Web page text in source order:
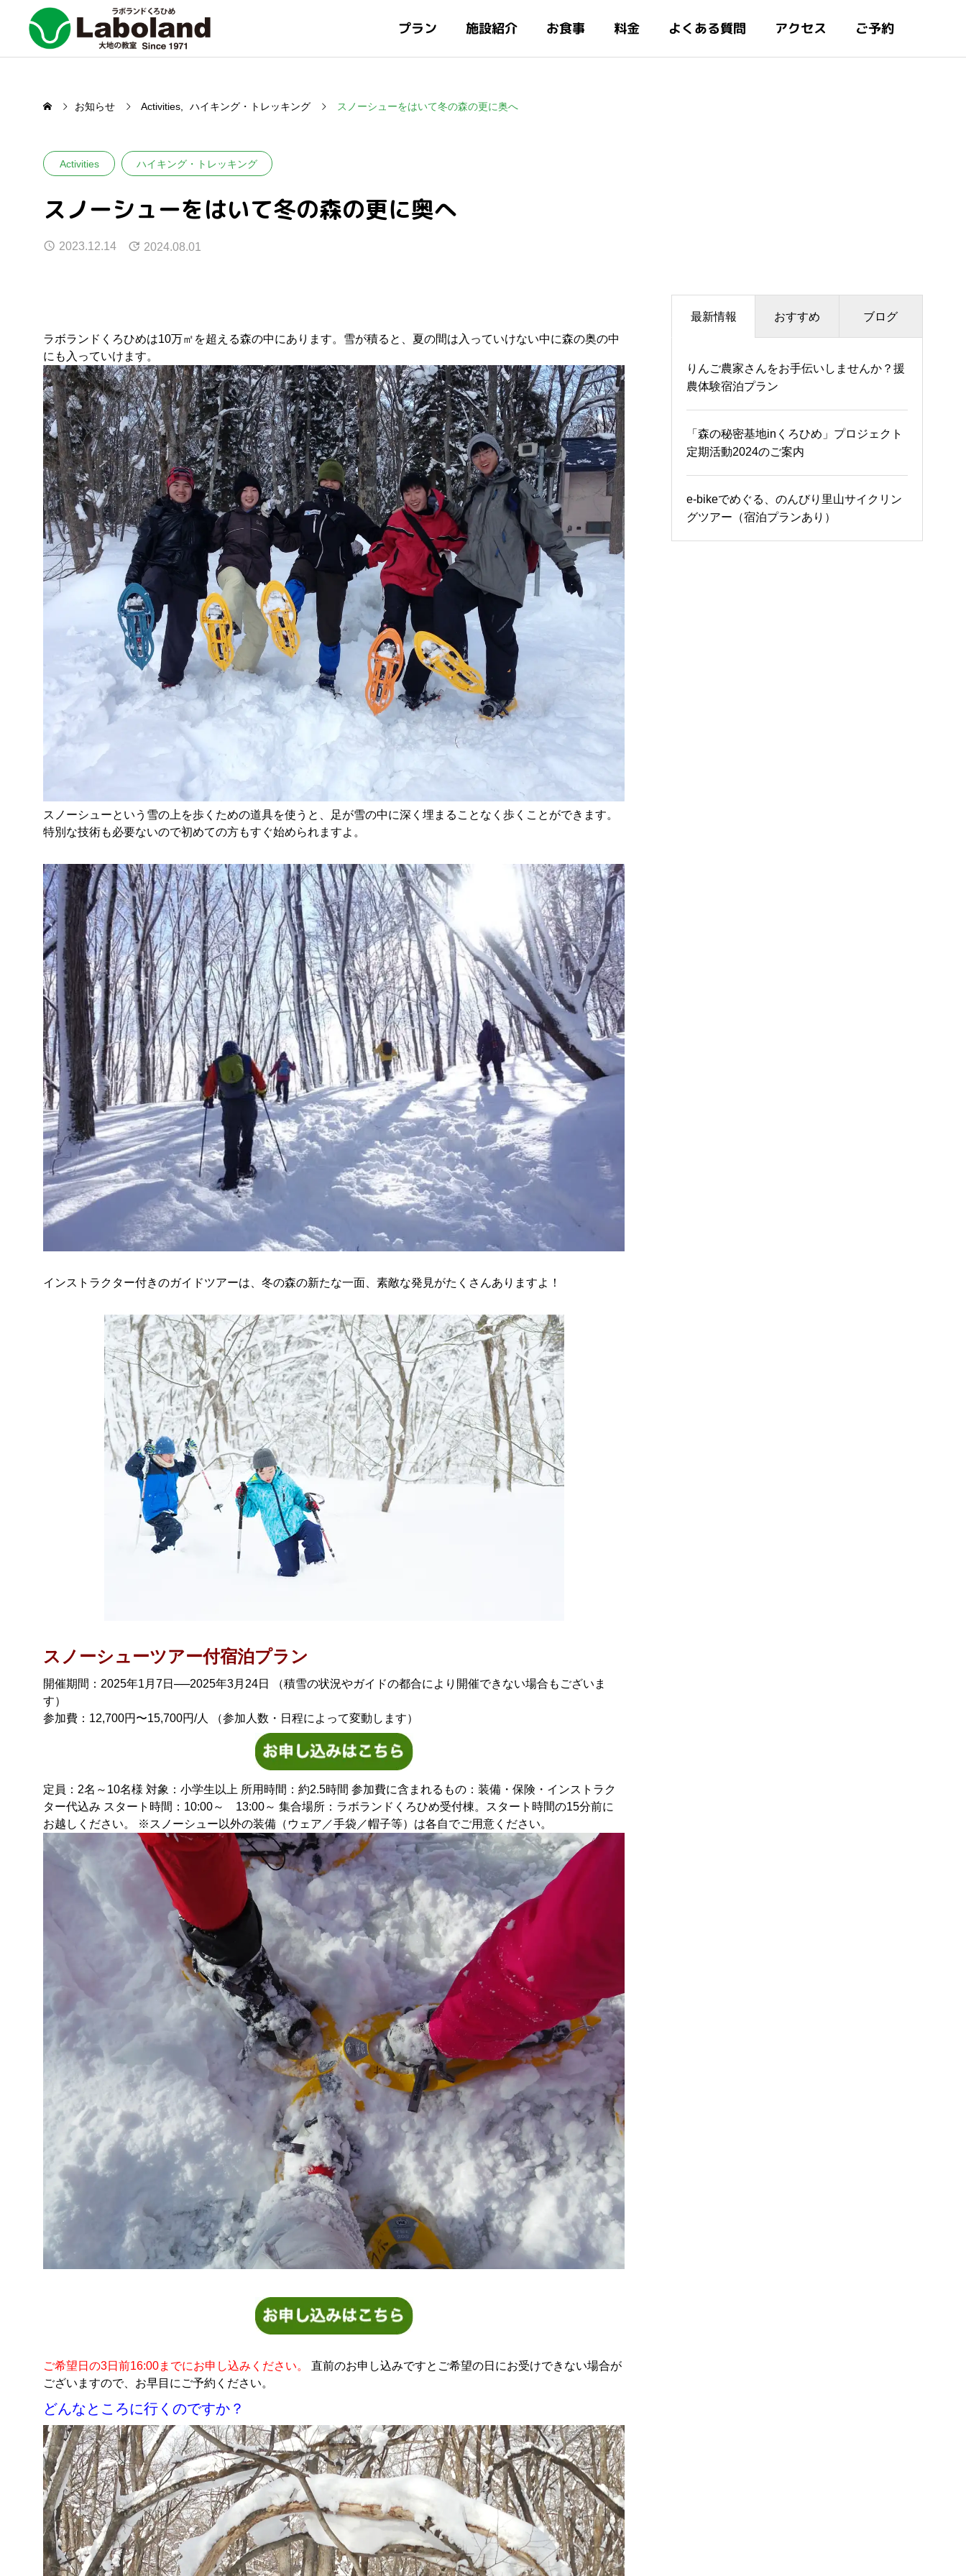
プラン 施設紹介 お食事 料金 よくある質問 アクセス ご予約
お知らせ Activities ハイキング・トレッキング スノーシューをはいて冬の森の更に奥へ
Activities ハイキング・トレッキング
スノーシューをはいて冬の森の更に奥へ
2023.12.14 2024.08.01
ラボランドくろひめは10万㎡を超える森の中にあります。雪が積ると、夏の間は入っていけない中に森の奥の中
にも入っていけます。
スノーシューという雪の上を歩くための道具を使うと、足が雪の中に深く埋まることなく歩くことができます。
特別な技術も必要ないので初めての方もすぐ始められますよ。
インストラクター付きのガイドツアーは、冬の森の新たな一面、素敵な発見がたくさんありますよ！
スノーシューツアー付宿泊プラン
開催期間：2025年1月7日──2025年3月24日 （積雪の状況やガイドの都合により開催できない場合もございま
す）
参加費：12,700円〜15,700円/人 （参加人数・日程によって変動します）
定員：2名～10名様 対象：小学生以上 所用時間：約2.5時間 参加費に含まれるもの：装備・保険・インストラク
ター代込み スタート時間：10:00～ 13:00～ 集合場所：ラボランドくろひめ受付棟。スタート時間の15分前に
お越しください。 ※スノーシュー以外の装備（ウェア／手袋／帽子等）は各自でご用意ください。
ご希望日の3日前16:00までにお申し込みください。
直前のお申し込みですとご希望の日にお受けできない場合が
ございますので、お早目にご予約ください。
どんなところに行くのですか？
最新情報 おすすめ ブログ
りんご農家さんをお手伝いしませんか？援
農体験宿泊プラン
「森の秘密基地inくろひめ」プロジェクト
定期活動2024のご案内
e-bikeでめぐる、のんびり里山サイクリン
グツアー（宿泊プランあり）
杉野沢温泉苗名（なえな）の湯
産黒豚トントロ／錦爽（きんそう）鶏ほか